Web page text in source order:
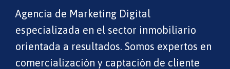
Agencia de Marketing Digital
especializada en el sector inmobiliario
orientada a resultados. Somos expertos en
comercialización y captación de cliente